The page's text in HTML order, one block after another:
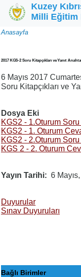
Ana içeriğe atla
Kuzey
Milli Eğitim
Sayfa
Anasayfa
2017 KGS-2 Soru Kitapçıkları ve Yanıt
6 Mayıs 2017
Soru Kitapçıkları ve
Dosya Eki
KGS2 - 1.Oturum Soru
KGS2 - 1. Oturum
KGS2 - 2.Oturum Soru
KGS 2 - 2. Oturum
Yayın Tarihi 6
Duyurular
Sınav Duyuruları
Bağlı Birimler